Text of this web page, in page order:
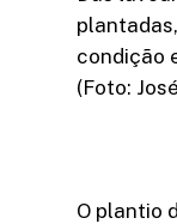
condição
(Foto:
O plantio